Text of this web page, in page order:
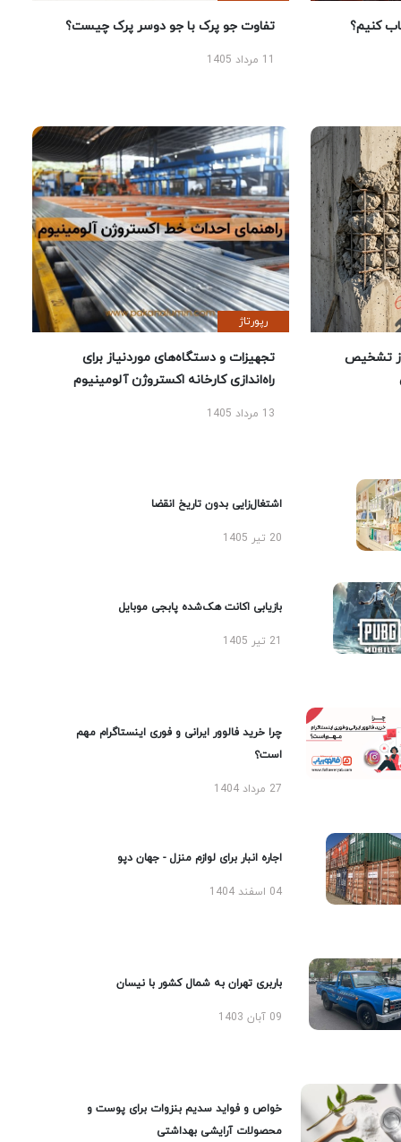
کنیم؟ تفاوت جو پرک با جو دوسر پرک چیست؟
تشخیص
رپورتاژ
تجهیزات و دستگاه‌های موردنیاز برای
راه‌اندازی کارخانه اکستروژن آلومینیوم
13 مرداد 1405
اشتغال‌زایی بدون تاریخ انقضا
20 تیر 1405
بازیابی اکانت هک‌شده پابجی موبایل
چرا خرید فالوور ایرانی و فوری اینستاگرام مهم
است؟
27 مرداد 1404
اجاره انبار برای لوازم منزل - جهان دپو
04 اسفند 1404
باربری تهران به شمال کشور با نیسان
09 آبان 1403
خواص و فواید سدیم بنزوات برای پوست و
محصولات آرایشی بهداشتی